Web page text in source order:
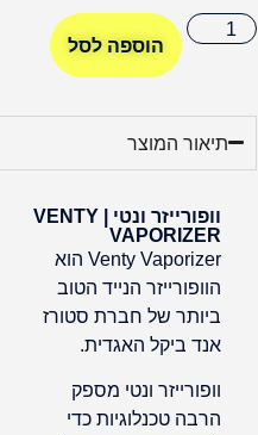
הוספה לסל
תיאור המוצר
וופורייזר ונטי | VENTY
VAPORIZER
Venty Vaporizer הוא
הוופורייזר הנייד הטוב
ביותר של חברת סטורז
אנד ביקל האגדית.
וופורייזר ונטי מספק
הרבה טכנלוגיות כדי